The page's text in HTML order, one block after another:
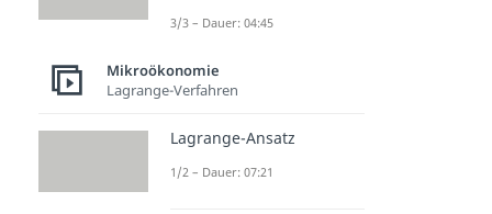
3/3 – Dauer: 04:45
Mikroökonomie
Lagrange-Verfahren
Lagrange-Ansatz
1/2 – Dauer: 07:21